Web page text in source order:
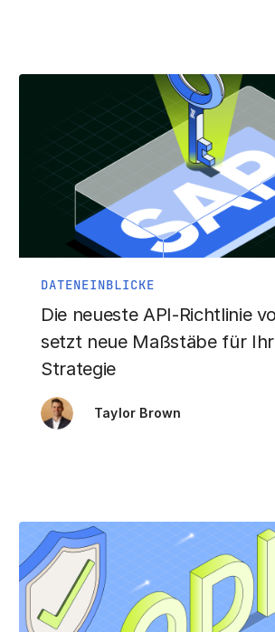
DATENEINBLICKE
Die neueste API-Richtlinie
setzt neue Maßstäbe für
Strategie
Taylor Brown